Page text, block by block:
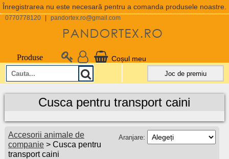
Înregistrarea nu este necesară pentru a comanda produsele noastre.
0770778120 pandortex.ro@gmail.com
Produse Coșul meu
Joc de premiu
Cusca pentru transport caini
Aranjare:
Accesorii animale de
companie> Cusca pentru
transport caini